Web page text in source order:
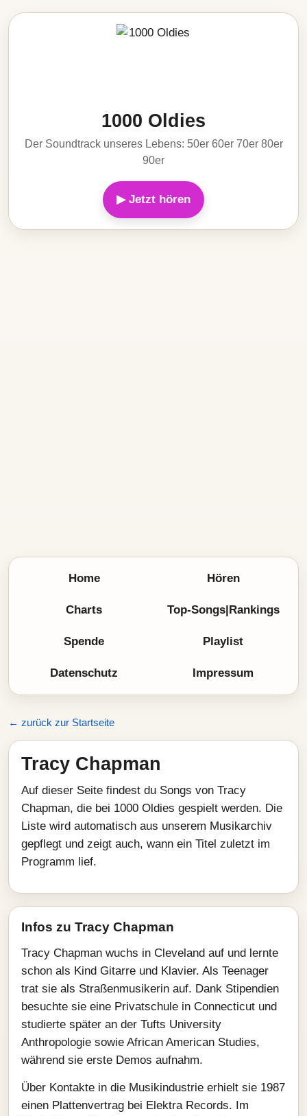
1000 Oldies
Der Soundtrack unseres Lebens: 50er 60er 70er 80er
90er
▶ Jetzt hören
Home Hören
Charts Top-Songs|Rankings
Spende Playlist
Datenschutz Impressum
← zurück zur Startseite
Tracy Chapman
Auf dieser Seite findest du Songs von Tracy
Chapman, die bei 1000 Oldies gespielt werden. Die
Liste wird automatisch aus unserem Musikarchiv
gepflegt und zeigt auch, wann ein Titel zuletzt im
Programm lief.
Infos zu Tracy Chapman
Tracy Chapman wuchs in Cleveland auf und lernte
schon als Kind Gitarre und Klavier. Als Teenager
trat sie als Straßenmusikerin auf. Dank Stipendien
besuchte sie eine Privatschule in Connecticut und
studierte später an der Tufts University
Anthropologie sowie African American Studies,
während sie erste Demos aufnahm.
Über Kontakte in die Musikindustrie erhielt sie 1987
einen Plattenvertrag bei Elektra Records. Im